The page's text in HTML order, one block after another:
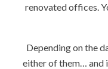
renovated offices.
Depending on the
either of them… and